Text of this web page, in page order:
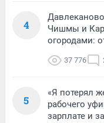
4
Чишмы и
огородами:
37 776
5
«Я потерял
рабочего
зарплате и